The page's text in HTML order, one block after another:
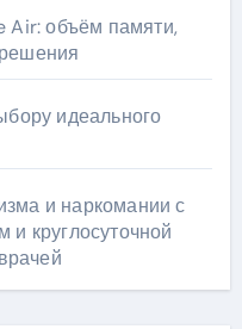
Air: объём памяти,
идеального
и наркомании с
и круглосуточной